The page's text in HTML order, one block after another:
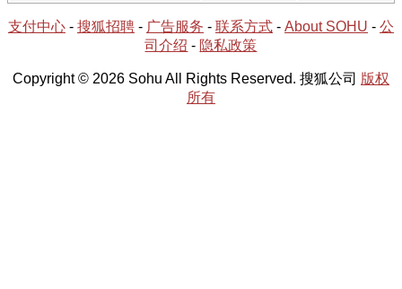
支付中心 - 搜狐招聘 - 广告服务 - 联系方式 - About SOHU - 公
司介绍 - 隐私政策
Copyright © 2026 Sohu All Rights Reserved. 搜狐公司 版权
所有